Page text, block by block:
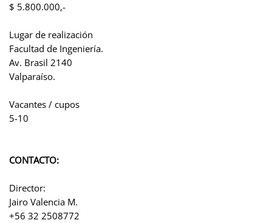
$ 5.800.000,-
Lugar de realización
Facultad de Ingeniería.
Av. Brasil 2140
Valparaíso.
Vacantes / cupos
5-10
CONTACTO:
Director:
Jairo Valencia M.
+56 32 2508772